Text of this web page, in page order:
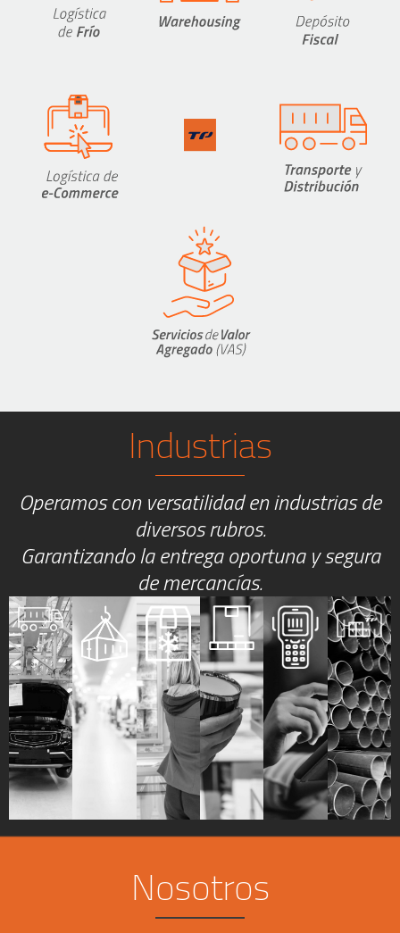
Industrias
Operamos con versatilidad en industrias de
diversos rubros.
Garantizando la entrega oportuna y segura
de mercancías.
Nosotros